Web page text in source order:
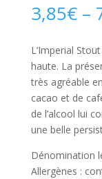
3,85€–
L’Imperial
haute. La
très agréable
cacao et de
de l’alcool lui
une belle
Dénomination
Allergènes :